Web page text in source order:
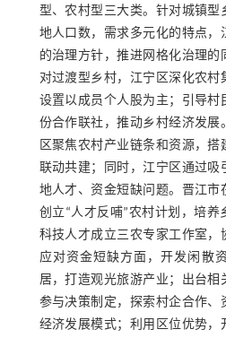
型、农村型三大类。针对城镇型
地人口数，需求多元化的特点，
的治理方针，推进网格化治理
对过渡型乡村，江宁区深化农村
设置以成员个人股为主；引导村
份合作联社，推动乡村经济发展
区聚焦农村产业链条和资源，
联动共建；同时，江宁区通过吸
地人才、资金短缺问题。晋江市
创立“人才反哺”农村计划，培养
科技人才成立三农专家工作室，
应对资金短缺方面，开发闲散
居，打造观光旅游产业；出台相
参与决策制定，探索村企合作、
经济发展模式；利用区位优势，